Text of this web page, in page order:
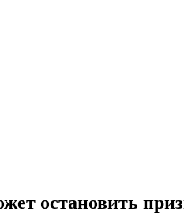
остановить